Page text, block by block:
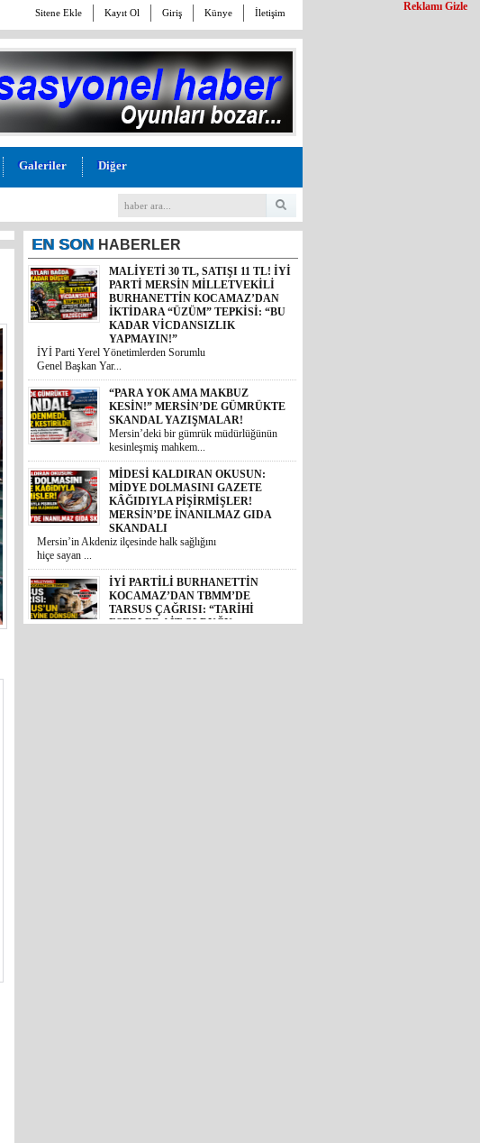
Sitene Ekle Kayıt Ol Giriş Künye İletişim
Galeriler Diğer
EN SON HABERLER
MALİYETİ 30 TL, SATIŞI 11 TL! İYİ
PARTİ MERSİN MİLLETVEKİLİ
BURHANETTİN KOCAMAZ’DAN
İKTİDARA “ÜZÜM” TEPKİSİ: “BU
KADAR VİCDANSIZLIK
YAPMAYIN!”
İYİ Parti Yerel Yönetimlerden Sorumlu
Genel Başkan Yar...
“PARA YOK AMA MAKBUZ
KESİN!” MERSİN’DE GÜMRÜKTE
SKANDAL YAZIŞMALAR!
Mersin’deki bir gümrük müdürlüğünün
kesinleşmiş mahkem...
MİDYE DOLMASINI GAZETE
KÂĞIDIYLA PİŞİRMİŞLER!
MERSİN’DE İNANILMAZ GIDA
SKANDALI
Mersin’in Akdeniz ilçesinde halk sağlığını
İYİ PARTİLİ BURHANETTİN
KOCAMAZ’DAN TBMM’DE
TARSUS ÇAĞRISI: “TARİHİ
ESERLER AİT OLDUĞU
TOPRAKLARA DÖNMELİ!”
İYİ Parti Mersin Milletvekili Burhanettin
Kocamaz, TBM...
GÜNÜN ÜNİVERSİTE TEZ
KONUSU! BOZYAZI BELEDİYE
BAŞKANI MUSTAFA
Reklamı Gizle